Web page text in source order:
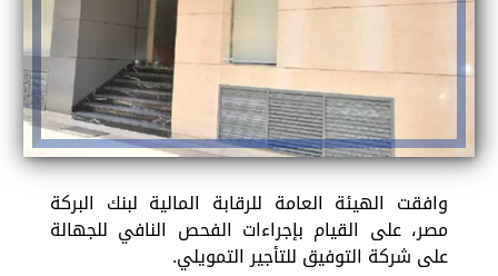
وافقت الهيئة العامة للرقابة المالية لبنك البركة
مصر، على القيام بإجراءات الفحص النافي للجهالة
على شركة التوفيق للتأجير التمويلي.